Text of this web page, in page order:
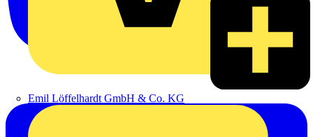
Emil Löffelhardt GmbH & Co. KG